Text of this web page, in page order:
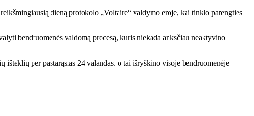
dieną protokolo „Voltaire“ valdymo eroje, kai tinklo parengties
bendruomenės valdomą procesą, kuris niekada anksčiau neaktyvino
per pastarąsias 24 valandas, o tai išryškino visoje bendruomenėje